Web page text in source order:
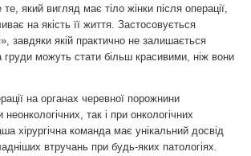
який вигляд має тіло жінки після операції,
на якість її життя. Застосовується
завдяки якій практично не залишається
груди можуть стати більш красивими, ніж вони
на органах черевної порожнини
так і при онкологічних
хірургічна команда має унікальний досвід
втручань при будь-яких патологіях.